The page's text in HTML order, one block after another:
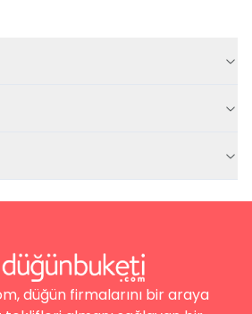
düğün firmalarını bir araya